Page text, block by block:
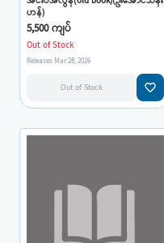
ဟန်)
5,500 ကျပ်
Out of Stock
Releases Mar 28, 2026
Out of Stock favorite_border